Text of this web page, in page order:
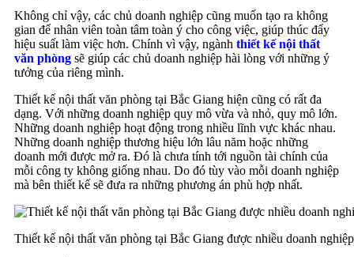
Không chỉ vậy, các chủ doanh nghiệp cũng muốn tạo ra không
gian để nhân viên toàn tâm toàn ý cho công việc, giúp thúc đẩy
hiệu suất làm việc hơn. Chính vì vậy, ngành thiết kế nội thất
văn phòng sẽ giúp các chủ doanh nghiệp hài lòng với những ý
tưởng của riêng mình.
Thiết kế nội thất văn phòng tại Bắc Giang hiện cũng có rất đa
dạng. Với những doanh nghiệp quy mô vừa và nhỏ, quy mô lớn.
Những doanh nghiệp hoạt động trong nhiều lĩnh vực khác nhau.
Những doanh nghiệp thương hiệu lớn lâu năm hoặc những
doanh mới được mở ra. Đó là chưa tính tới nguồn tài chính của
mỗi công ty không giống nhau. Do đó tùy vào mỗi doanh nghiệp
mà bên thiết kế sẽ đưa ra những phương án phù hợp nhất.
Thiết kế nội thất văn phòng tại Bắc Giang được nhiều doanh